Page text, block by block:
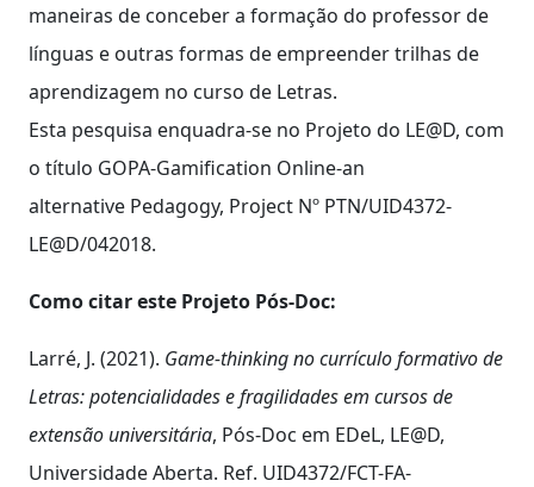
maneiras de conceber a formação do professor de
línguas e outras formas de empreender trilhas de
aprendizagem no curso de Letras.
Esta pesquisa enquadra-se no Projeto do LE@D, com
o título GOPA-Gamification Online-an
alternative Pedagogy, Project Nº PTN/UID4372-
LE@D/042018.
Como citar este Projeto Pós-Doc:
Larré, J. (2021). Game-thinking no currículo formativo de
Letras: potencialidades e fragilidades em cursos de
extensão universitária, Pós-Doc em EDeL, LE@D,
Universidade Aberta. Ref. UID4372/FCT-FA-